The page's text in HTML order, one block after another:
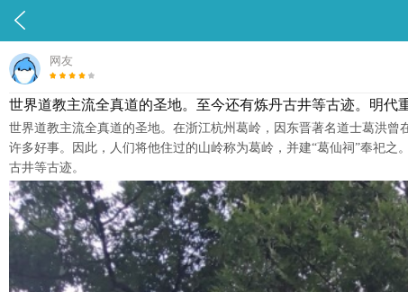

网友
世界道教主流全真道的圣地。至今还有炼丹古井等古迹。明代
世界道教主流全真道的圣地。在浙江杭州葛岭，因东晋著名道士葛洪
许多好事。因此，人们将他住过的山岭称为葛岭，并建“葛仙祠”奉祀
古井等古迹。